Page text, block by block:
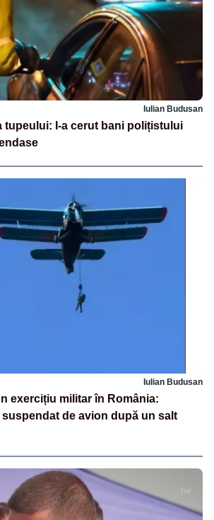
Iulian Budusan
tupeului: I-a cerut bani polițistului
Iulian Budusan
exercițiu militar în România:
suspendat de avion după un salt